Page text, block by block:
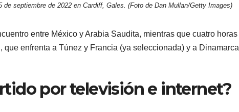
de septiembre de 2022 en Cardiff, Gales. (Foto de Dan Mullan/Getty Images)
entre México y Arabia Saudita, mientras que cuatro
que enfrenta a Túnez y Francia (ya seleccionada) y a
por televisión e internet?